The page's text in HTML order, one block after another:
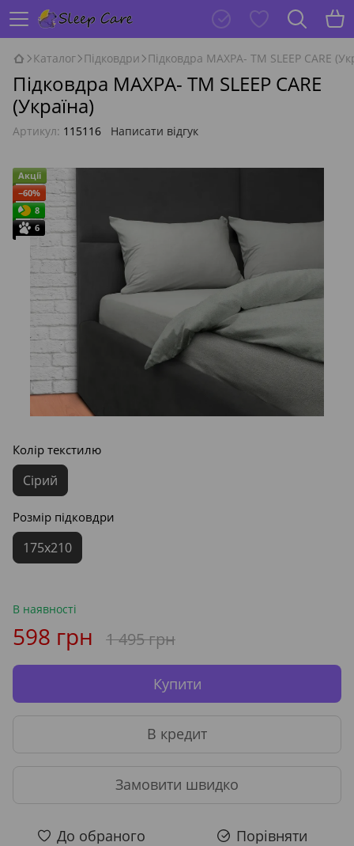
Каталог Підковдри Підковдра МАХРА- TM SLEEP CARE
Підковдра МАХРА- TM SLEEP CARE
(Україна)
Артикул: 115116 Написати відгук
Акції
−60%
8
6
Колір текстилю
Сірий
Розмір підковдри
175x210
В наявності
598 грн 1 495 грн
Купити
В кредит
Замовити швидко
До обраного Порівняти